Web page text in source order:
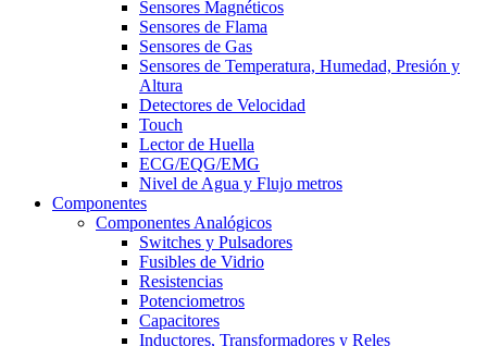
Sensores Magnéticos
Sensores de Flama
Sensores de Gas
Sensores de Temperatura, Humedad, Presión y
Altura
Detectores de Velocidad
Touch
Lector de Huella
ECG/EQG/EMG
Nivel de Agua y Flujo metros
Componentes
Componentes Analógicos
Switches y Pulsadores
Fusibles de Vidrio
Resistencias
Potenciometros
Capacitores
Inductores, Transformadores y Reles